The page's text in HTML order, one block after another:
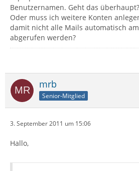
Benutzernamen. Geht das überhaupt?
Oder muss ich weitere Konten
damit nicht alle Mails automatisch am
abgerufen werden?
mrb
Senior-Mitglied
3. September 2011 um 15:06
Hallo,